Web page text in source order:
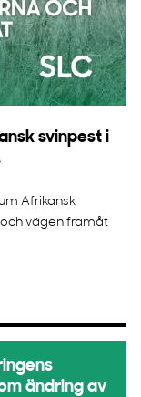
svinpest i
Afrikansk
och vägen framåt
ändring av